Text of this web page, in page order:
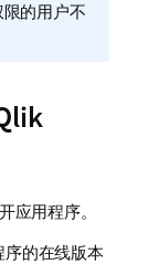
限的用户不
应用程序。
的在线版本